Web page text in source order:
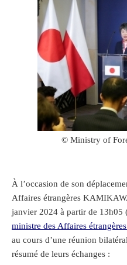
© Ministry of
À l’occasion de son
Affaires étrangères
janvier 2024 à partir de 13h05
ministre des Affaires
au cours d’une réunion
résumé de leurs échanges :